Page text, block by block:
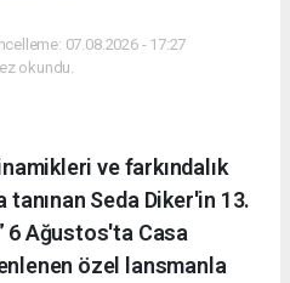
07.08.2026 - 17:27
okundu.
ve farkındalık
tanınan Seda Diker'in 13.
6 Ağustos'ta Casa
özel lansmanla